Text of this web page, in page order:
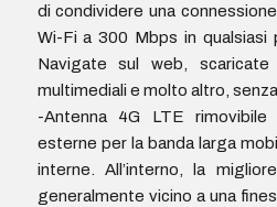
di condividere una
Wi-Fi a 300 Mbps in qualsiasi
Navigate sul web,
multimediali e molto altro,
-Antenna 4G LTE
esterne per la banda larga
interne. All’interno, la
generalmente vicino a una